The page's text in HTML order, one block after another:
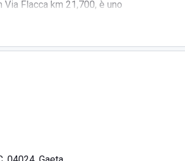
Via Flacca km 21,700, è uno
e i tramonti spettacolari.
possibilità di noleggiare lettini,